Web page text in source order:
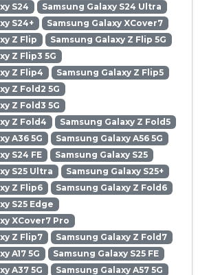
S24
Samsung Galaxy S24 Ultra
S24+
Samsung Galaxy XCover7
Z Flip
Samsung Galaxy Z Flip 5G
Z Flip3 5G
Z Flip4
Samsung Galaxy Z Flip5
Z Fold2 5G
Z Fold3 5G
Z Fold4
Samsung Galaxy Z Fold5
A36 5G
Samsung Galaxy A56 5G
S24 FE
Samsung Galaxy S25
S25 Ultra
Samsung Galaxy S25+
Z Flip6
Samsung Galaxy Z Fold6
S25 Edge
XCover7 Pro
Z Flip7
Samsung Galaxy Z Fold7
A17 5G
Samsung Galaxy S25 FE
A37 5G
Samsung Galaxy A57 5G